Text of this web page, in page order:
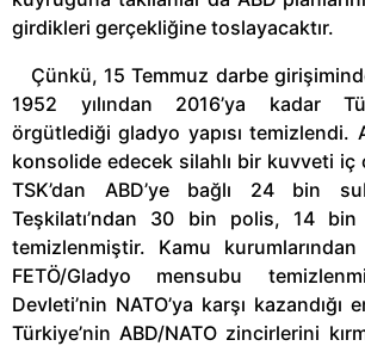
girdikleri gerçekliğine toslayacaktır.
Çünkü, 15 Temmuz darbe
1952 yılından 2016’ya kadar
örgütlediği gladyo yapısı temizlendi.
konsolide edecek silahlı bir kuvveti iç
TSK’dan ABD’ye bağlı 24 bin
Teşkilatı’ndan 30 bin polis, 14 bin
temizlenmiştir. Kamu
FETÖ/Gladyo mensubu
Devleti’nin NATO’ya karşı
Türkiye’nin ABD/NATO zincirlerini